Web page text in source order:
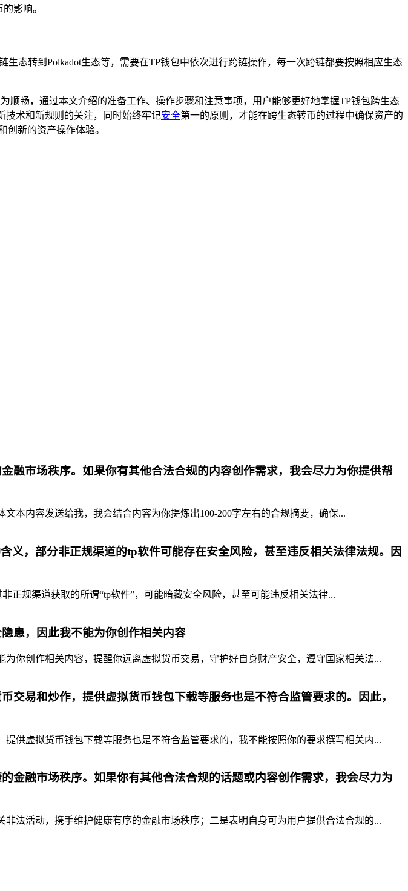
影响。
态转到Polkadot生态等，需要在TP钱包中依次进行跨链操作，每一次跨链都要按照相应生态
畅，通过本文介绍的准备工作、操作步骤和注意事项，用户能够更好地掌握TP钱包跨生态
技术和新规则的关注，同时始终牢记安全第一的原则，才能在跨生态转币的过程中确保资产的
创新的资产操作体验。
融市场秩序。如果你有其他合法合规的内容创作需求，我会尽力为你提供帮
本内容发送给我，我会结合内容为你提炼出100-200字左右的合规摘要，确保...
，部分非正规渠道的tp软件可能存在安全风险，甚至违反相关法律法规。因
正规渠道获取的所谓“tp软件”，可能暗藏安全风险，甚至可能违反相关法律...
患，因此我不能为你创作相关内容
你创作相关内容，提醒你远离虚拟货币交易，守护好自身财产安全，遵守国家相关法...
易和炒作，提供虚拟货币钱包下载等服务也是不符合监管要求的。因此，
供虚拟货币钱包下载等服务也是不符合监管要求的，我不能按照你的要求撰写相关内...
金融市场秩序。如果你有其他合法合规的话题或内容创作需求，我会尽力为
法活动，携手维护健康有序的金融市场秩序；二是表明自身可为用户提供合法合规的...